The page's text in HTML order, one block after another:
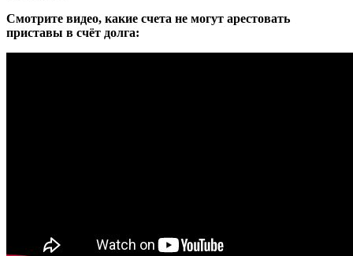
Смотрите видео, какие счета не могут арестовать
приставы в счёт долга: